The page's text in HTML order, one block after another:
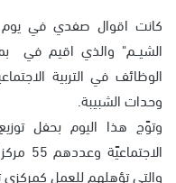
كانت اقوال صفدي في يوم
الشيــم" والذي اقيم في
الوظائف في التربية
وحدات الشبيبة.
وتوًج هذا اليوم بحفل
والتي تؤهلهم للعمل كمركزي